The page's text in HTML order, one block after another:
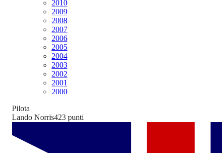
2010
2009
2008
2007
2006
2005
2004
2003
2002
2001
2000
Pilota
Lando Norris423 punti